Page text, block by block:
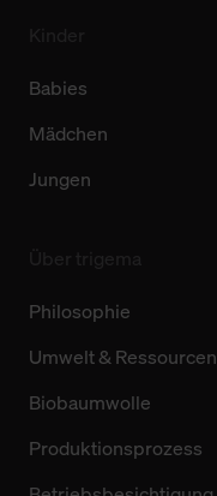
Babies
Mädchen
Jungen
Philosophie
Umwelt & Ressourcen
Biobaumwolle
Produktionsprozess